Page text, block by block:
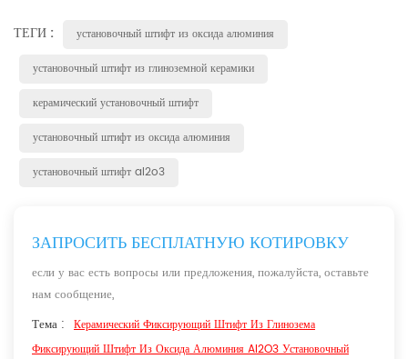
ТЕГИ :
установочный штифт из оксида алюминия
установочный штифт из глиноземной керамики
керамический установочный штифт
установочный штифт из оксида алюминия
установочный штифт al2o3
ЗАПРОСИТЬ БЕСПЛАТНУЮ КОТИРОВКУ
если у вас есть вопросы или предложения, пожалуйста, оставьте
нам сообщение,
Тема : Керамический Фиксирующий Штифт Из Глинозема
Фиксирующий Штифт Из Оксида Алюминия Al2O3 Установочный